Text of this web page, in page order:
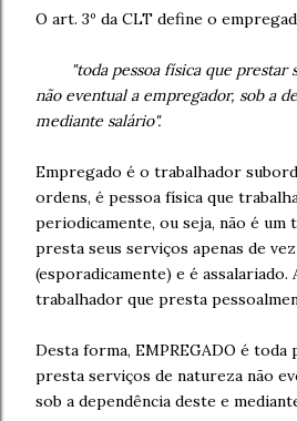
O art. 3º da CLT define o
"toda pessoa física que prestar
não eventual a empregador, sob a
mediante salário".
Empregado é o trabalhador
ordens, é pessoa física que
periodicamente, ou seja, não é um
presta seus serviços apenas de
(esporadicamente) e é assalariado.
trabalhador que presta
Desta forma, EMPREGADO é toda
presta serviços de natureza não
sob a dependência deste e